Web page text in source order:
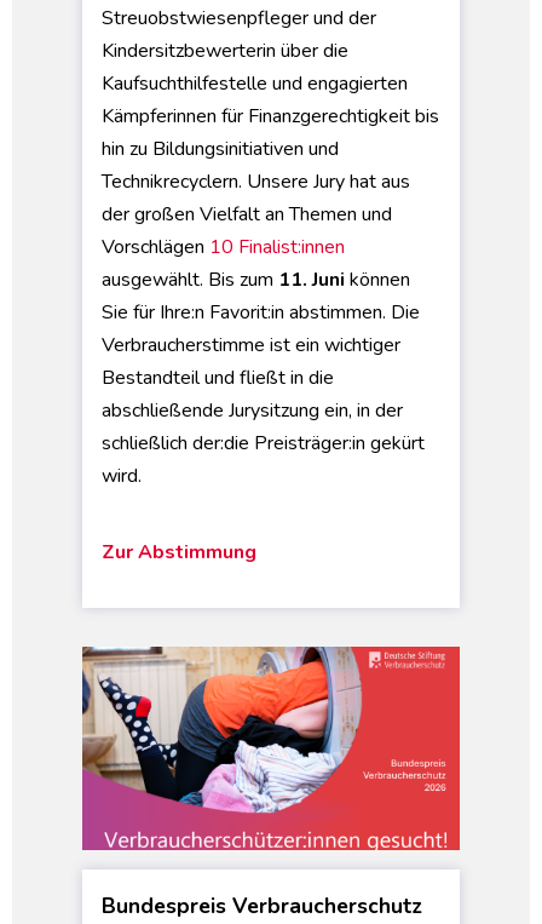
Streuobstwiesenpfleger und der
Kindersitzbewerterin über die
Kaufsuchthilfestelle und engagierten
Kämpferinnen für Finanzgerechtigkeit bis
hin zu Bildungsinitiativen und
Technikrecyclern. Unsere Jury hat aus
der großen Vielfalt an Themen und
Vorschlägen 10 Finalist:innen
ausgewählt. Bis zum 11. Juni können
Sie für Ihre:n Favorit:in abstimmen. Die
Verbraucherstimme ist ein wichtiger
Bestandteil und fließt in die
abschließende Jurysitzung ein, in der
schließlich der:die Preisträger:in gekürt
wird.
Zur Abstimmung
Bundespreis Verbraucherschutz